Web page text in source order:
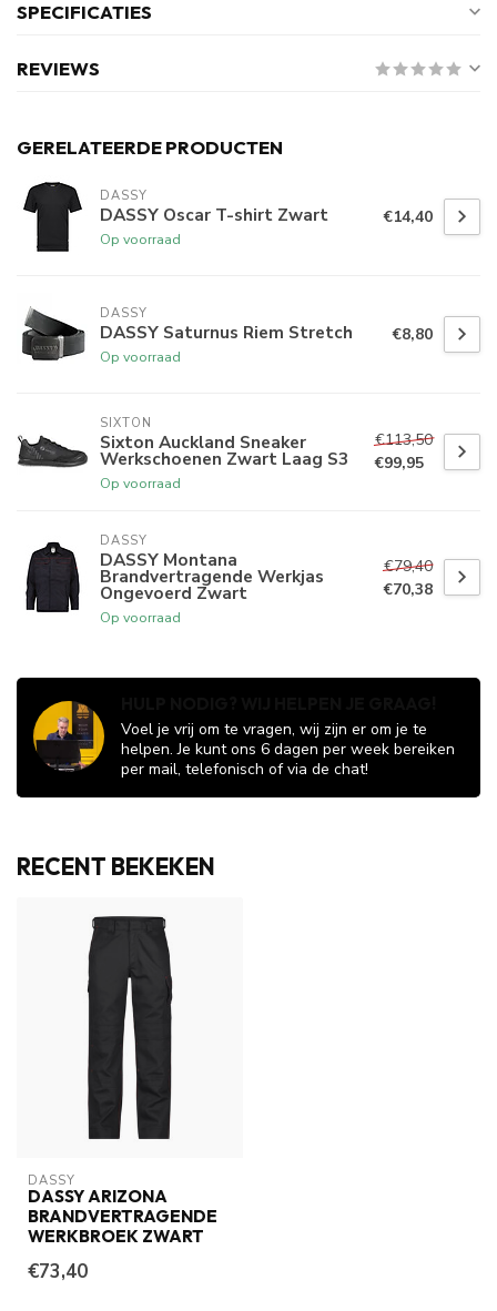
SPECIFICATIES
REVIEWS
GERELATEERDE PRODUCTEN
DASSY
DASSY Oscar T-shirt Zwart
Op voorraad
€14,40
DASSY
DASSY Saturnus Riem Stretch
Op voorraad
€8,80
SIXTON
Sixton Auckland Sneaker
Werkschoenen Zwart Laag S3
Op voorraad
€113,50
€99,95
DASSY
DASSY Montana
Brandvertragende Werkjas
Ongevoerd Zwart
Op voorraad
€79,40
€70,38
Voel je vrij om te vragen, wij zijn er om je te
helpen. Je kunt ons 6 dagen per week bereiken
per mail, telefonisch of via de chat!
RECENT BEKEKEN
DASSY
DASSY ARIZONA
BRANDVERTRAGENDE
WERKBROEK ZWART
€73,40